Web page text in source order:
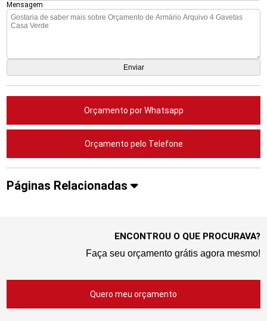
Mensagem
Orçamento por Whatsapp
Orçamento pelo Telefone
Páginas Relacionadas
ENCONTROU O QUE PROCURAVA?
Faça seu orçamento grátis agora mesmo!
Quero meu orçamento